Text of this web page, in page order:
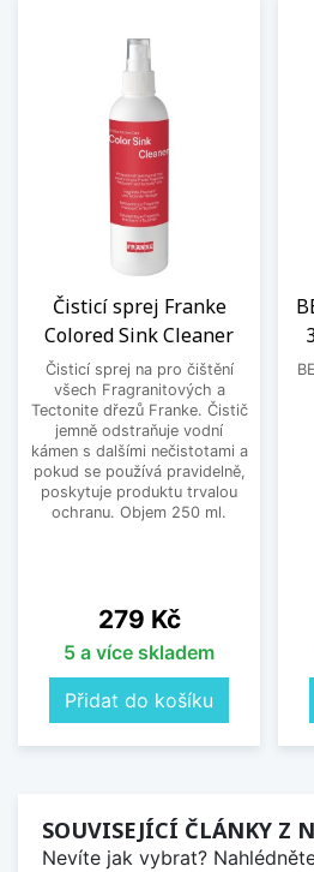
Čisticí sprej Franke
Colored Sink Cleaner
Čisticí sprej na pro čištění
všech Fragranitových a
Tectonite dřezů Franke. Čistič
jemně odstraňuje vodní
kámen s dalšími nečistotami a
pokud se používá pravidelně,
poskytuje produktu trvalou
ochranu. Objem 250 ml.
Cena
279 Kč
5 a více skladem
Přidat do košíku
SOUVISEJÍCÍ ČLÁNKY Z
Nevíte jak vybrat?